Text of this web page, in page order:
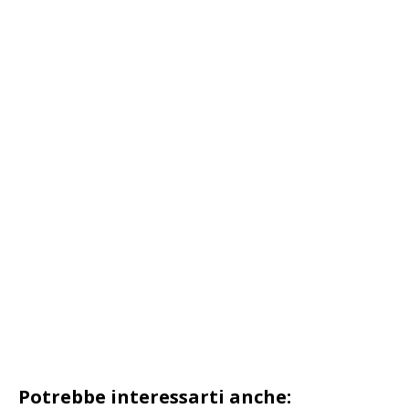
Potrebbe interessarti anche: